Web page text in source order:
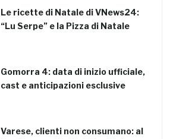
Le ricette di Natale di VNews24:
“Lu Serpe” e la Pizza di Natale
Gomorra 4: data di inizio ufficiale,
cast e anticipazioni esclusive
Varese, clienti non consumano: al